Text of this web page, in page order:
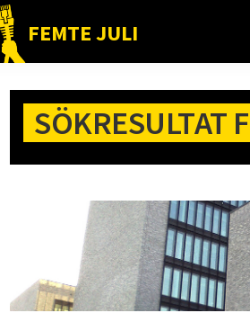
FEMTE JULI
Nätet
folket!SÖKRESULTAT